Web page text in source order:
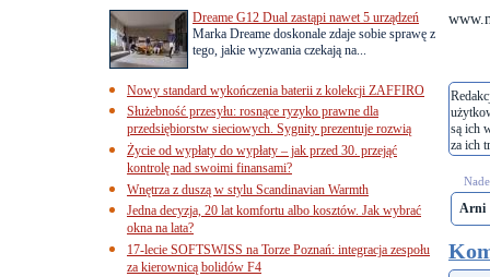
są ich
za ich
Arni
Dreame G12 Dual zastąpi nawet 5 urządzeń
Marka Dreame doskonale zdaje sobie sprawę z
tego, jakie wyzwania czekają na...
Nowy standard wykończenia baterii z kolekcji ZAFFIRO
Służebność przesyłu: rosnące ryzyko prawne dla
przedsiębiorstw sieciowych. Sygnity prezentuje rozwią
Życie od wypłaty do wypłaty – jak przed 30. przejąć
kontrolę nad swoimi finansami?
Wnętrza z duszą w stylu Scandinavian Warmth
Jedna decyzja, 20 lat komfortu albo kosztów. Jak wybrać
okna na lata?
17-lecie SOFTSWISS na Torze Poznań: integracja zespołu
za kierownicą bolidów F4